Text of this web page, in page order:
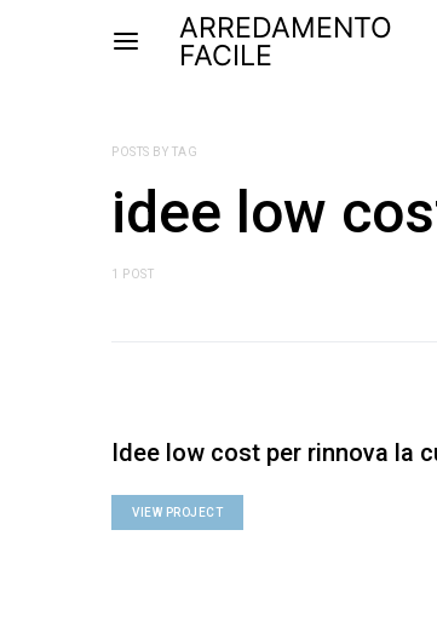
ARREDAMENTO
FACILE
POSTS BY TAG
idee low
1 POST
Idee low cost per rinnova la
VIEW PROJECT